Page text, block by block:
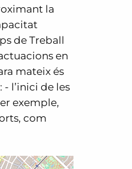
la
de Treball
en
mateix és
l’inici de les
exemple,
com